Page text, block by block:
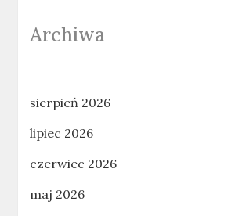
Archiwa
sierpień 2026
lipiec 2026
czerwiec 2026
maj 2026